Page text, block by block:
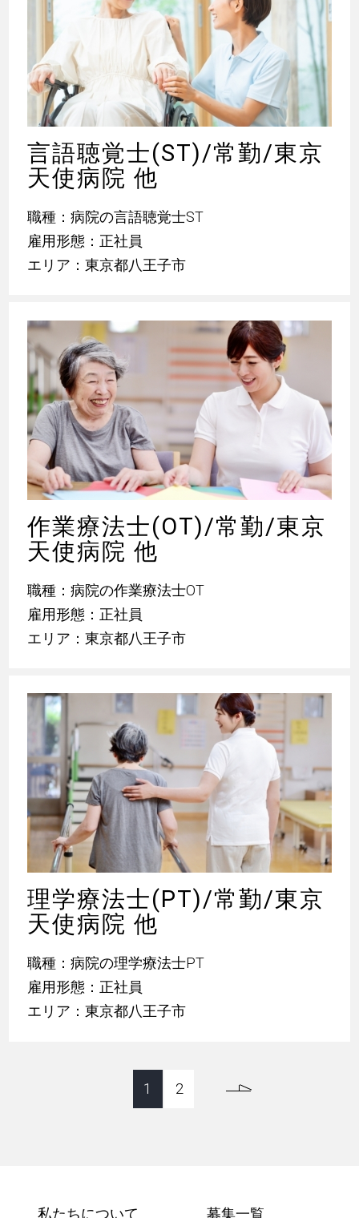
言語聴覚士(ST)/常勤/東京
天使病院 他
職種：病院の言語聴覚士ST
雇用形態：正社員
エリア：東京都八王子市
作業療法士(OT)/常勤/東京
天使病院 他
職種：病院の作業療法士OT
雇用形態：正社員
エリア：東京都八王子市
理学療法士(PT)/常勤/東京
天使病院 他
職種：病院の理学療法士PT
雇用形態：正社員
エリア：東京都八王子市
1 2
私たちについて 募集一覧